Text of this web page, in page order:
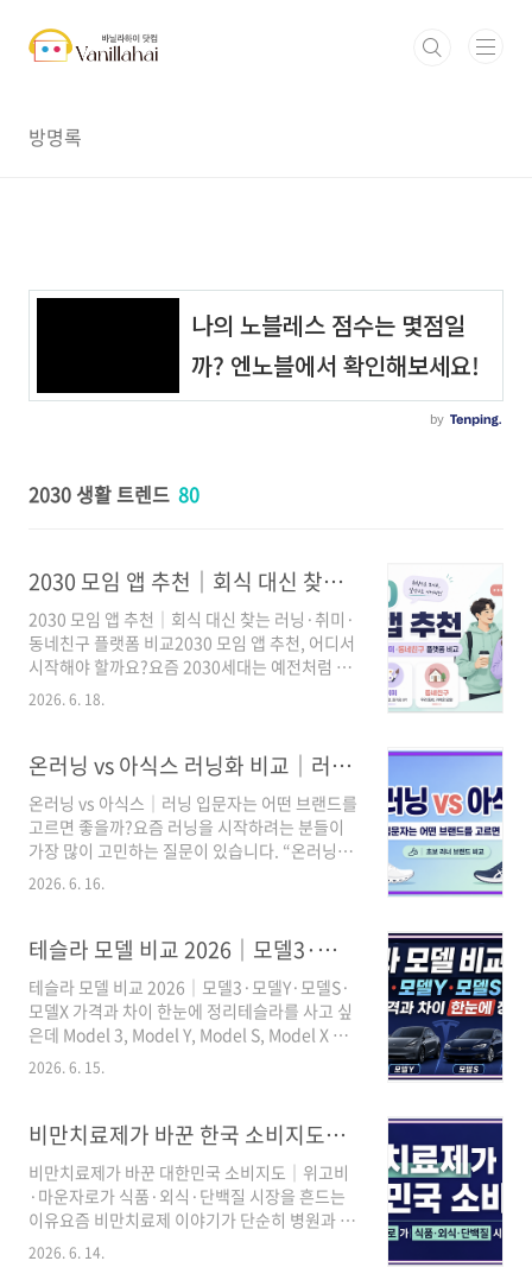
방명록
2030 생활 트렌드 80
2030 모임 앱 추천｜회식 대신 찾는 러닝·취미·동네친구 플랫폼 비교
2030 모임 앱 추천｜회식 대신 찾는 러닝·취미·
동네친구 플랫폼 비교2030 모임 앱 추천, 어디서
시작해야 할까요?요즘 2030세대는 예전처럼 회
사 회식이나 지인 소개 중심의 모임보다, 러닝·산
니다.특히 퇴근 후 술자리보다 운동, 자기계발, 동
네친구, 취미모임을 선택하는 흐름이 커지면서
카카오톡 오픈채팅, 당근 모임, 네이버 밴드, 네이
버 카페 같은 커뮤니티 플랫폼이 다시 주목받고
있습니다.이 글에서는 2030이 실제로 모임을 찾
을 때 어디를 쓰면 좋은지, 각 플랫폼의 장단점은
대는 회식보다 러닝·취미·동네친구·자기계..
2026. 6. 18.
온러닝 vs 아식스 러닝화 비교｜러닝 입문자는 어떤 브랜드를 고르면 좋을까?
온러닝 vs 아식스｜러닝 입문자는 어떤 브랜드를
고르면 좋을까?요즘 러닝을 시작하려는 분들이
가장 많이 고민하는 질문이 있습니다. “온러닝이
좋을까, 아식스가 좋을까?”입니다.온러닝은 디
닝 입문자라면 단순히 인기 브랜드를 따라가기보
다 내 발, 내 러닝 목적, 내 예산에 맞춰 고르는 것
이 중요합니다.온러닝 vs 아식스 러닝화 비교 대
표 이미지 3줄 요약첫째, 디자인과 일상 코디까지
중요하면 온러닝이 잘 맞을 수 있습니다.둘째, 러
닝 입문·무릎 부담·발 안정성을 더 중요하게 본
합니다. 가능하면 매장에서 직접 신어보고 고르
는 것이 ..
2026. 6. 16.
테슬라 모델 비교 2026｜모델3·모델Y·모델S·모델X 가격과 차이 한눈에 정리
테슬라 모델 비교 2026｜모델3·모델Y·모델S·
모델X 가격과 차이 한눈에 정리테슬라를 사고 싶
은데 Model 3, Model Y, Model S, Model X 중
어떤 모델을 골라야 할지 고민되시나요?테슬라
가 생각보다 헷갈립니다.특히 2026년 국내 시장
에서는 Model Y 인기가 매우 높아졌고, Model 3
는 여전히 가성비 좋은 테슬라 입문 모델로 관심
을 받고 있습니다.이번 글에서는 테슬라 주요 모
델의 가격, 특징, 추천 대상, 보조금 확인 방법, 구
매 전 주의사항, 관련주 뉴스까지 한 번에 정리했
2026. 6. 15.
비만치료제가 바꾼 한국 소비지도｜위고비·마운자로가 식품·외식·단백질 시장을 흔드는 이유
비만치료제가 바꾼 대한민국 소비지도｜위고비
·마운자로가 식품·외식·단백질 시장을 흔드는
이유요즘 비만치료제 이야기가 단순히 병원과 약
국에서만 끝나지 않습니다. 위고비, 마운자로 같
은 GLP-1 계열 비만치료제가 확산되면서 사람들
2026. 6. 14.